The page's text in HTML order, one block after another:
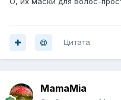
Цитата
MamaMia